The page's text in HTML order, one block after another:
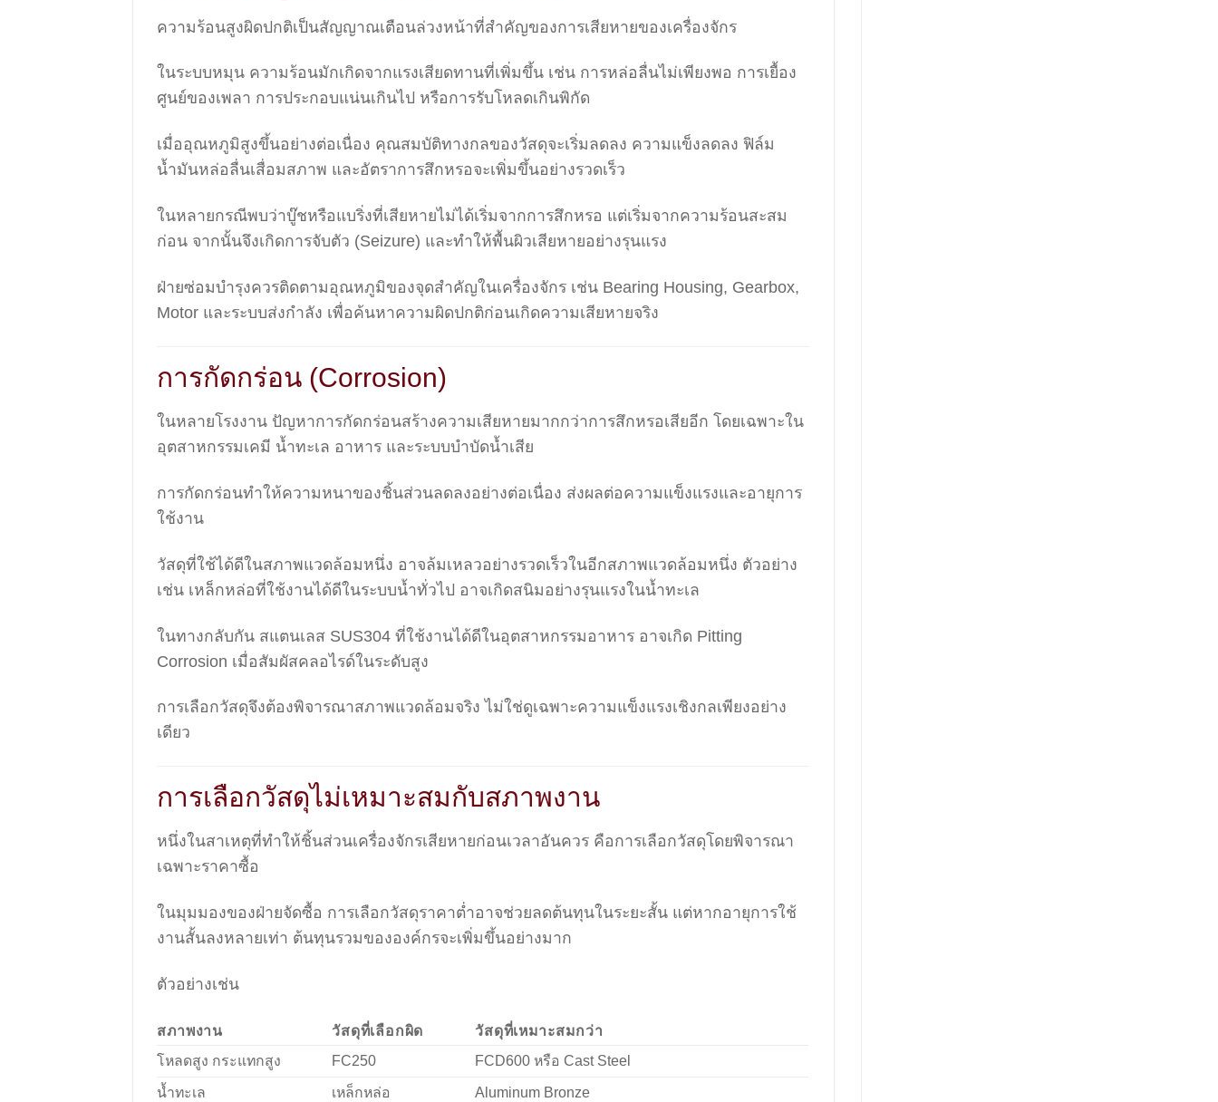
ความร้อนสูงผิดปกติเป็นสัญญาณเตือนล่วงหน้าที่สำคัญของการเสียหายของเครื่องจักร
ในระบบหมุน ความร้อนมักเกิดจากแรงเสียดทานที่เพิ่มขึ้น เช่น การหล่อลื่นไม่เพียงพอ การเยื้อง
ศูนย์ของเพลา การประกอบแน่นเกินไป หรือการรับโหลดเกินพิกัด
เมื่ออุณหภูมิสูงขึ้นอย่างต่อเนื่อง คุณสมบัติทางกลของวัสดุจะเริ่มลดลง ความแข็งลดลง ฟิล์ม
น้ำมันหล่อลื่นเสื่อมสภาพ และอัตราการสึกหรอจะเพิ่มขึ้นอย่างรวดเร็ว
ในหลายกรณีพบว่าบู๊ชหรือแบริ่งที่เสียหายไม่ได้เริ่มจากการสึกหรอ แต่เริ่มจากความร้อนสะสม
ก่อน จากนั้นจึงเกิดการจับตัว (Seizure) และทำให้พื้นผิวเสียหายอย่างรุนแรง
ฝ่ายซ่อมบำรุงควรติดตามอุณหภูมิของจุดสำคัญในเครื่องจักร เช่น Bearing Housing, Gearbox,
Motor และระบบส่งกำลัง เพื่อค้นหาความผิดปกติก่อนเกิดความเสียหายจริง
การกัดกร่อน (Corrosion)
ในหลายโรงงาน ปัญหาการกัดกร่อนสร้างความเสียหายมากกว่าการสึกหรอเสียอีก โดยเฉพาะใน
อุตสาหกรรมเคมี น้ำทะเล อาหาร และระบบบำบัดน้ำเสีย
การกัดกร่อนทำให้ความหนาของชิ้นส่วนลดลงอย่างต่อเนื่อง ส่งผลต่อความแข็งแรงและอายุการ
ใช้งาน
วัสดุที่ใช้ได้ดีในสภาพแวดล้อมหนึ่ง อาจล้มเหลวอย่างรวดเร็วในอีกสภาพแวดล้อมหนึ่ง ตัวอย่าง
เช่น เหล็กหล่อที่ใช้งานได้ดีในระบบน้ำทั่วไป อาจเกิดสนิมอย่างรุนแรงในน้ำทะเล
ในทางกลับกัน สแตนเลส SUS304 ที่ใช้งานได้ดีในอุตสาหกรรมอาหาร อาจเกิด Pitting
Corrosion เมื่อสัมผัสคลอไรด์ในระดับสูง
การเลือกวัสดุจึงต้องพิจารณาสภาพแวดล้อมจริง ไม่ใช่ดูเฉพาะความแข็งแรงเชิงกลเพียงอย่าง
เดียว
การเลือกวัสดุไม่เหมาะสมกับสภาพงาน
หนึ่งในสาเหตุที่ทำให้ชิ้นส่วนเครื่องจักรเสียหายก่อนเวลาอันควร คือการเลือกวัสดุโดยพิจารณา
เฉพาะราคาซื้อ
ในมุมมองของฝ่ายจัดซื้อ การเลือกวัสดุราคาต่ำอาจช่วยลดต้นทุนในระยะสั้น แต่หากอายุการใช้
งานสั้นลงหลายเท่า ต้นทุนรวมขององค์กรจะเพิ่มขึ้นอย่างมาก
ตัวอย่างเช่น
สภาพงาน วัสดุที่เลือกผิด
วัสดุที่เหมาะสมกว่า
โหลดสูง กระแทกสูง
FC250 FCD600 หรือ Cast Steel
น้ำทะเล เหล็กหล่อ Aluminum Bronze